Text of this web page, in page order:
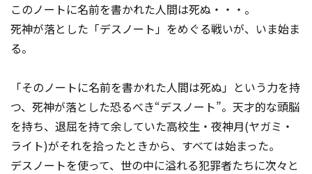
このノートに名前を書かれた人間は死ぬ・・・。
死神が落とした「デスノート」をめぐる戦いが、いま始ま
る。
「そのノートに名前を書かれた人間は死ぬ」という力を持
つ、死神が落とした恐るべき“デスノート”。天才的な頭脳
を持ち、退屈を持て余していた高校生・夜神月(ヤガミ・
ライト)がそれを拾ったときから、すべては始まった。
デスノートを使って、世の中に溢れる犯罪者たちに次々と